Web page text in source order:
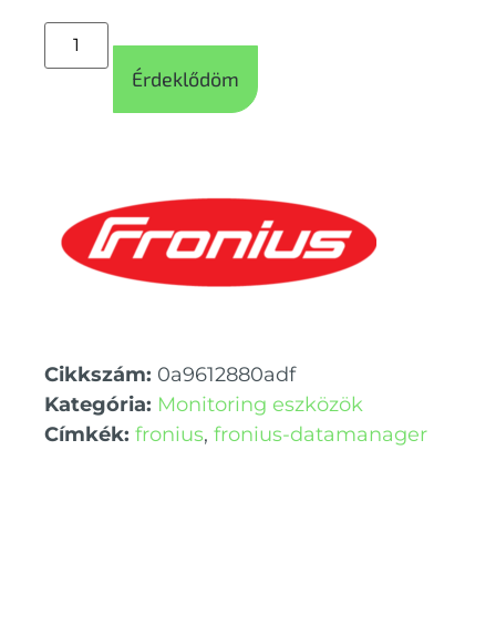
Érdeklődöm
Cikkszám: 0a9612880adf
Kategória: Monitoring eszközök
Címkék: fronius, fronius-datamanager